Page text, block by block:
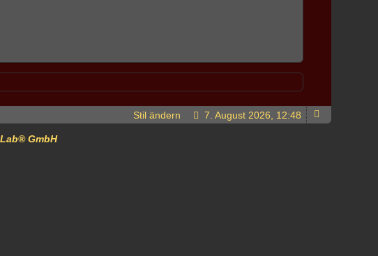
7. August 2026, 12:48
Stil ändern
GmbH